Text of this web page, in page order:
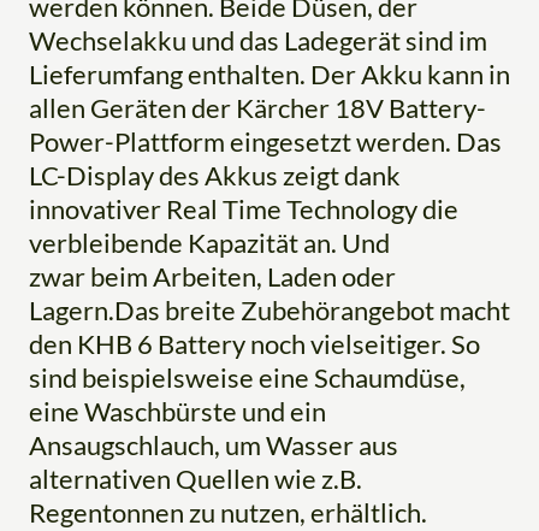
werden können. Beide Düsen, der
Wechselakku und das Ladegerät sind im
Lieferumfang enthalten. Der Akku kann in
allen Geräten der Kärcher 18V Battery-
Power-Plattform eingesetzt werden. Das
LC-Display des Akkus zeigt dank
innovativer Real Time Technology die
verbleibende Kapazität an. Und
zwar beim Arbeiten, Laden oder
Lagern.Das breite Zubehörangebot macht
den KHB 6 Battery noch vielseitiger. So
sind beispielsweise eine Schaumdüse,
eine Waschbürste und ein
Ansaugschlauch, um Wasser aus
alternativen Quellen wie z.B.
Regentonnen zu nutzen, erhältlich.